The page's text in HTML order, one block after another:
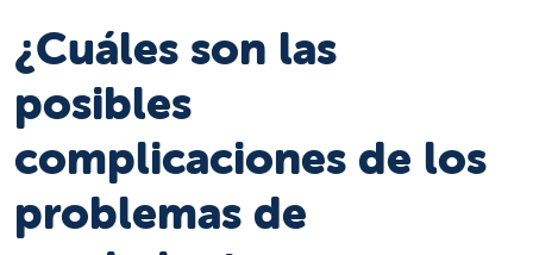
¿Cuáles son las
posibles
complicaciones de los
problemas de